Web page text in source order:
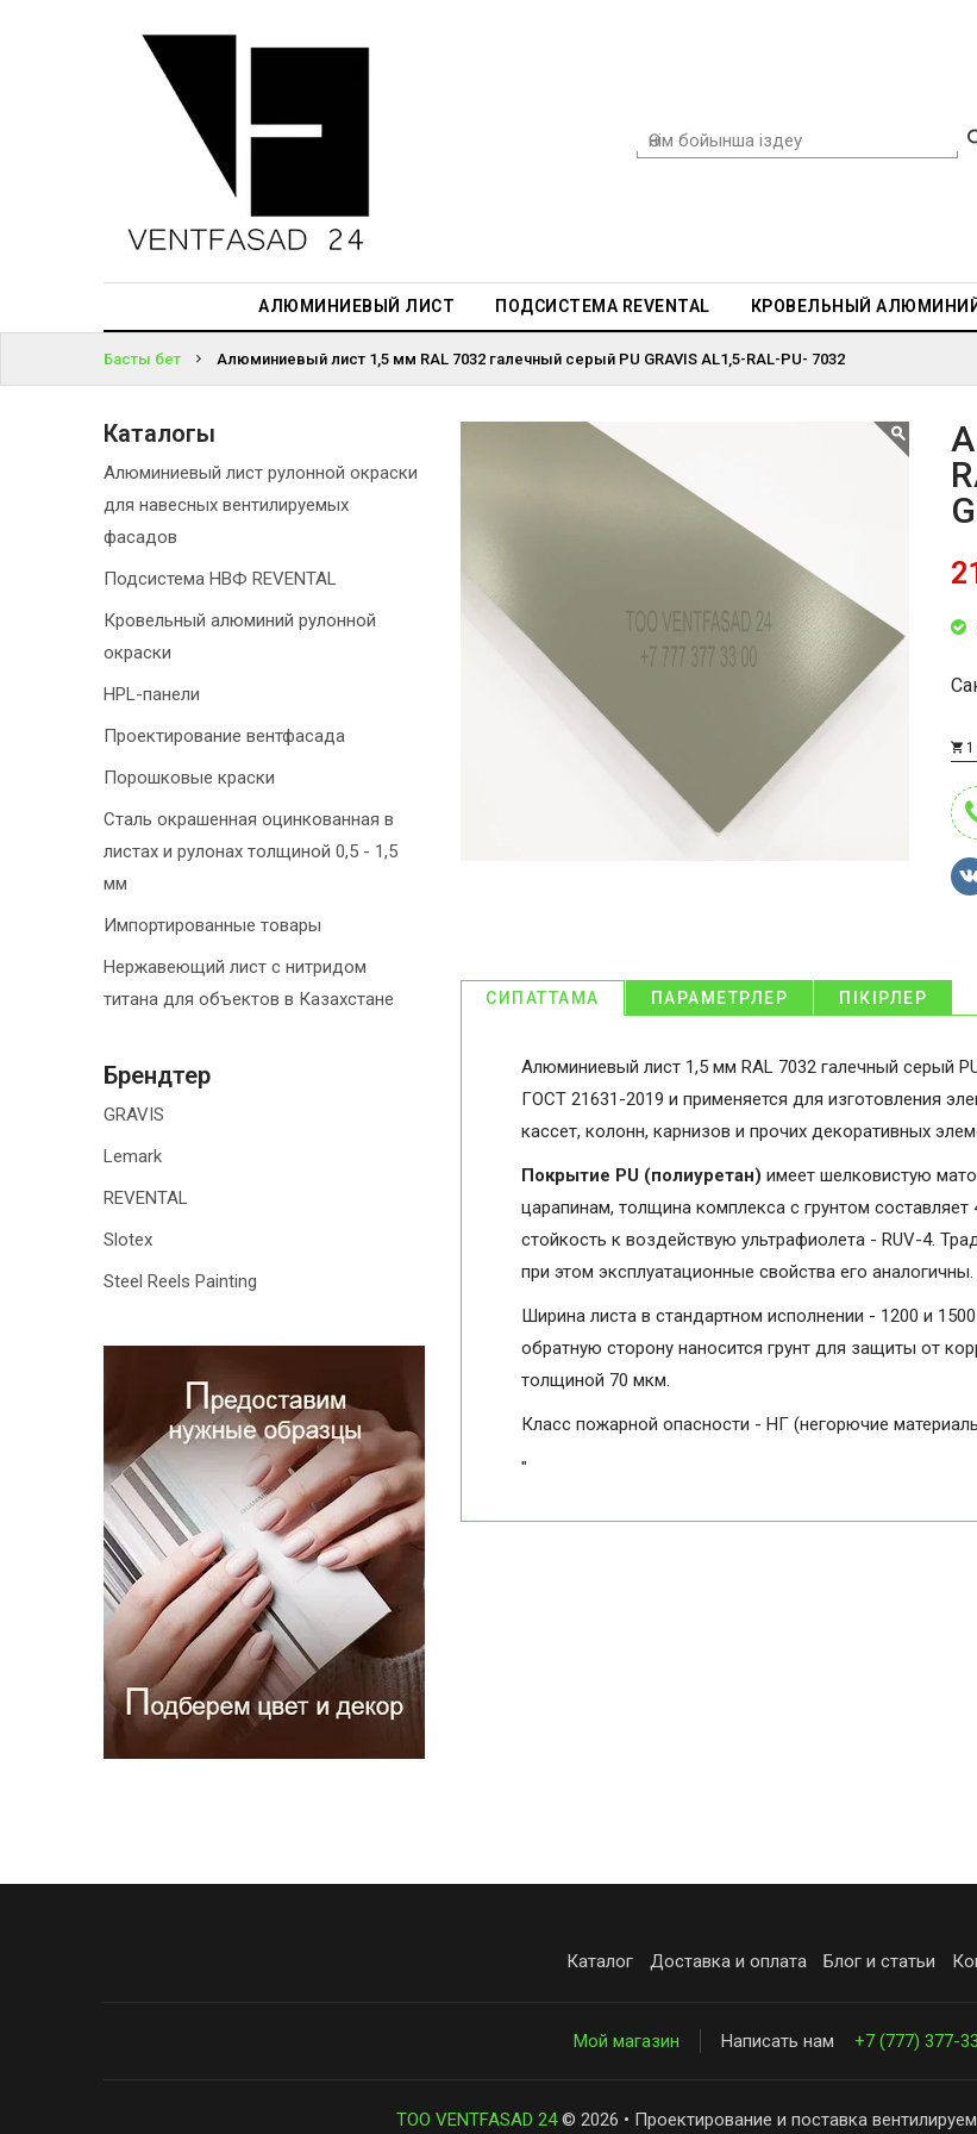
АЛЮМИНИЕВЫЙ ЛИСТ ПОДСИСТЕМА REVENTAL КРОВЕЛЬНЫЙ
АЛЮМИНИЕВЫЙ
ПРОЕКТИРОВАНИЕ
КІРІҢІЗ
ПАРОЛЬДІ
БА?
Басты бет Алюминиевый лист 1,5 мм RAL 7032 галечный серый PU GRAVIS AL1,5-RAL-PU- 7032
1
СИПАТТАМА ПАРАМЕТРЛЕР ПІКІРЛЕР
Алюминиевый лист 1,5 мм RAL 7032 галечный серый
ГОСТ 21631-2019 и применяется для изготовления
кассет, колонн, карнизов и прочих декоративных
Покрытие PU (полиуретан) имеет шелковистую
царапинам, толщина комплекса с грунтом
стойкость к воздействую ультрафиолета - RUV-4.
при этом эксплуатационные свойства его аналогичны.
Ширина листа в стандартном исполнении - 1200 и
обратную сторону наносится грунт для защиты от
толщиной 70 мкм.
Класс пожарной опасности - НГ (негорючие
"
Каталогы
Алюминиевый лист рулонной окраски
для навесных вентилируемых
фасадов
Подсистема НВФ REVENTAL
Кровельный алюминий рулонной
окраски
HPL-панели
Проектирование вентфасада
Порошковые краски
Сталь окрашенная оцинкованная в
листах и рулонах толщиной 0,5 - 1,5
мм
Импортированные товары
Нержавеющий лист с нитридом
титана для объектов в Казахстане
Брендтер
GRAVIS
Lemark
REVENTAL
Slotex
Steel Reels Painting
Каталог Доставка и оплата Блог и статьи
Мой магазин Написать нам +7 (777) 377-
ТОО VENTFASAD 24© 2026 • Проектирование и поставка